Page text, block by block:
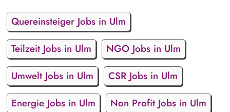
Quereinsteiger Jobs in Ulm
Teilzeit Jobs in Ulm
NGO Jobs in Ulm
Umwelt Jobs in Ulm
CSR Jobs in Ulm
Energie Jobs in Ulm
Non Profit Jobs in Ulm